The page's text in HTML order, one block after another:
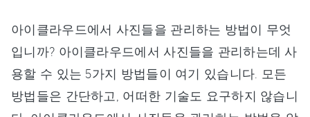
아이클라우드에서 사진들을 관리하는 방법이 무엇
입니까? 아이클라우드에서 사진들을 관리하는데 사
용할 수 있는 5가지 방법들이 여기 있습니다. 모든
방법들은 간단하고, 어떠한 기술도 요구하지 않습니